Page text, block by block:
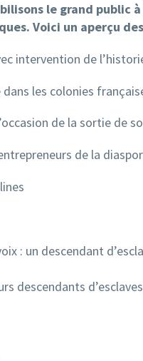
le grand
Voici un aperçu
intervention de
les colonies
de la sortie de
de la
: un descendant
descendants